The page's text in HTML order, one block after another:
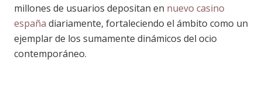
millones de usuarios depositan en nuevo casino
españa diariamente, fortaleciendo el ámbito como un
ejemplar de los sumamente dinámicos del ocio
contemporáneo.